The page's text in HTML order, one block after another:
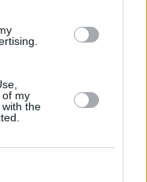
of my
the
anche nelle fasce di
12 e i 19 anni, e si
ma che comunque